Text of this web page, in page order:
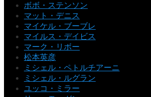
ボボ・ステンソン
マット・デニス
マイケル・ブーブレ
マイルス・デイビス
マーク・リボー
松本英彦
ミシェル・ペトルチアーニ
ミシェル・ルグラン
ユッコ・ミラー